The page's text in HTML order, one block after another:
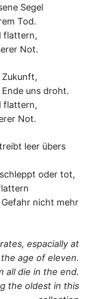
É
E
–
F
I
L
K
&
F
L
K
Segel
Tod.
flattern,
Not.
Zukunft,
uns droht.
flattern,
Not.
leer übers
oder tot,
nicht mehr
espacially at
the age of eleven.
all die in the end.
the oldest in this